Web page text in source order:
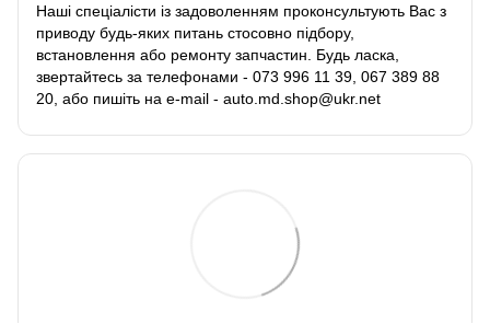
Наші спеціалісти із задоволенням проконсультують Вас з
приводу будь-яких питань стосовно підбору,
встановлення або ремонту запчастин. Будь ласка,
звертайтесь за телефонами - 073 996 11 39, 067 389 88
20, або пишіть на e-mail - auto.md.shop@ukr.net